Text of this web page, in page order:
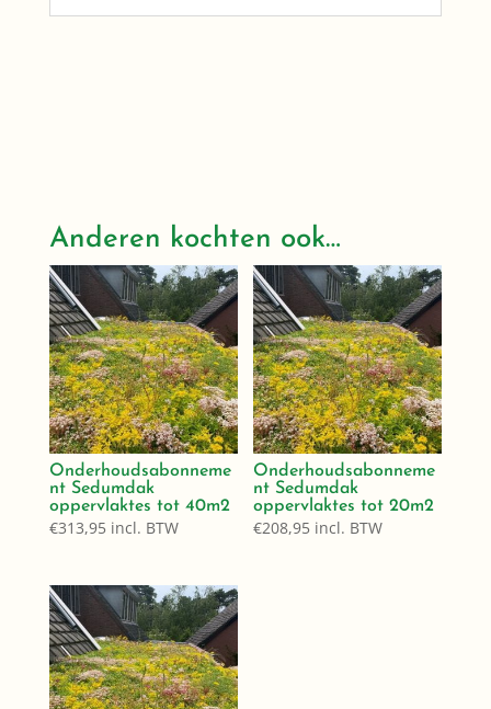
Anderen kochten ook…
Onderhoudsabonneme
nt Sedumdak
oppervlaktes tot 40m2
€313,95 incl. BTW
Onderhoudsabonneme
nt Sedumdak
oppervlaktes tot 20m2
€208,95 incl. BTW